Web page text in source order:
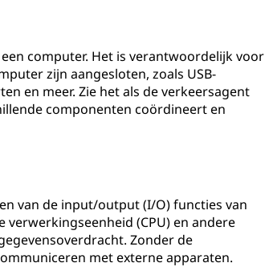
computer. Het is verantwoordelijk voor
zijn aangesloten, zoals USB-
en meer. Zie het als de verkeersagent
componenten coördineert en
van de input/output (I/O) functies van
(CPU) en andere
Zonder de
met externe apparaten.